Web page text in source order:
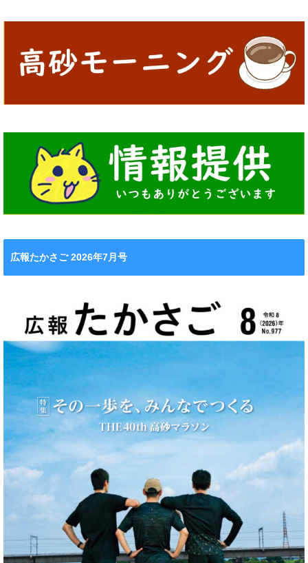
広報たかさご 2026年7月号